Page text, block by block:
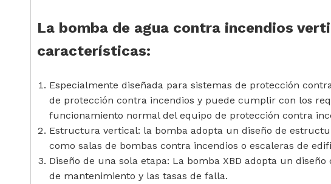
La bomba de agua contra incendios
características:
Especialmente diseñada para sistemas de protección
de protección contra incendios y puede cumplir con los
funcionamiento normal del equipo de protección contra
Estructura vertical: la bomba adopta un diseño de
como salas de bombas contra incendios o escaleras de
Diseño de una sola etapa: La bomba XBD adopta un
de mantenimiento y las tasas de falla.